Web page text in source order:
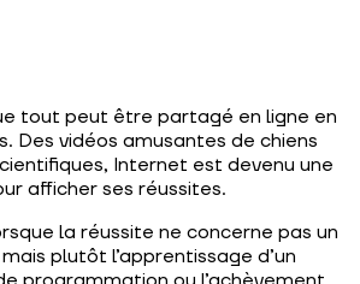
tout peut être partagé en ligne en
Des vidéos amusantes de chiens
Internet est devenu une
afficher ses réussites.
la réussite ne concerne pas un
plutôt l’apprentissage d’un